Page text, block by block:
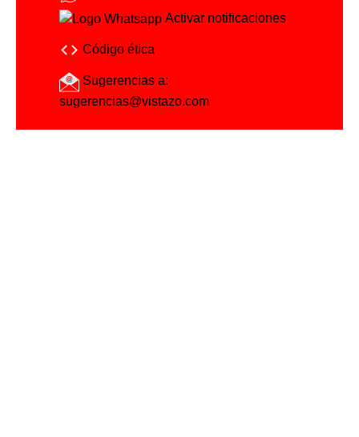
Activar notificaciones
Código ética
Sugerencias a:
sugerencias@vistazo.com